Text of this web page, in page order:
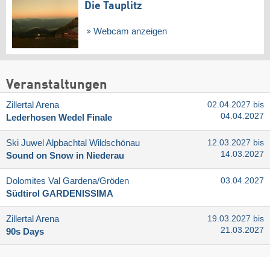
Die Tauplitz
Webcam anzeigen
Veranstaltungen
Zillertal Arena
Lederhosen Wedel Finale
02.04.2027 bis
04.04.2027
Ski Juwel Alpbachtal Wildschönau
Sound on Snow in Niederau
12.03.2027 bis
14.03.2027
Dolomites Val Gardena/​Gröden
Südtirol GARDENISSIMA
03.04.2027
Zillertal Arena
90s Days
19.03.2027 bis
21.03.2027